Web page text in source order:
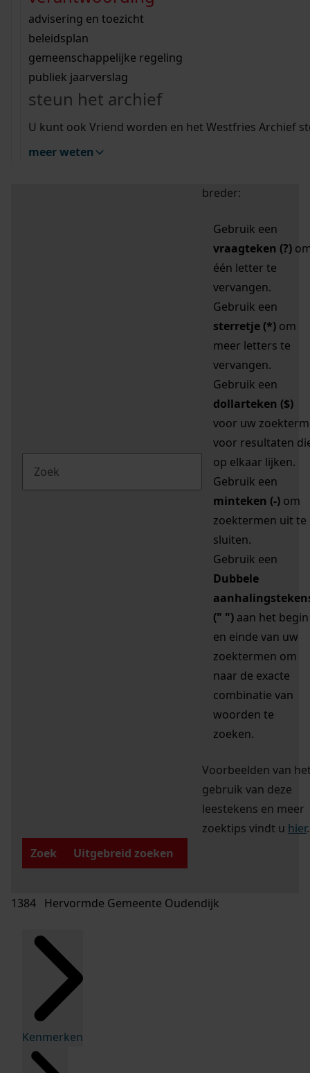
bouwvergunningen
omgevingsvergunningen
vergunningen
beeld en geluid
uitleg nodig?
Wij helpen u op weg met een aantal zoektips.
bekijk alle zoektips
Wij helpen u op weg met een aantal zoektips.
bekijk alle zoektips
bekijk ons geschiedenislokaal
advisering en toezicht
beleidsplan
gemeenschappelijke regeling
publiek jaarverslag
steun het archief
U kunt ook Vriend worden en het Westfries Archief
meer weten
zoektips
Mijn Studiezaal (inloggen)
uw zoekopdracht te
breder:
Gebruik een
vraagteken (?)
één letter te
vervangen.
Gebruik een
sterretje (*) om
meer letters te
vervangen.
Gebruik een
dollarteken ($)
voor uw zoekterm
voor resultaten
op elkaar lijken.
Gebruik een
minteken (-) om
zoektermen uit te
sluiten.
Gebruik een
Dubbele
(" ") aan het begin
en einde van uw
zoektermen om
naar de exacte
combinatie van
woorden te
zoeken.
Voorbeelden van
gebruik van deze
leestekens en meer
zoektips vindt u hier.
Zoek
Uitgebreid zoeken
1384 Hervormde Gemeente Oudendijk
Kenmerken